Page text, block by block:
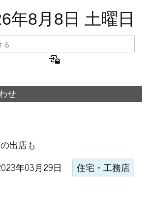
年8月8日 土曜日
せ
出店も
年03月29日 住宅・工務店